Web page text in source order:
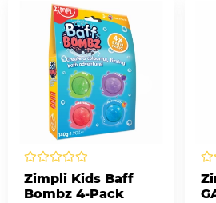
Zimpli Kids Baff
Bombz 4-Pack